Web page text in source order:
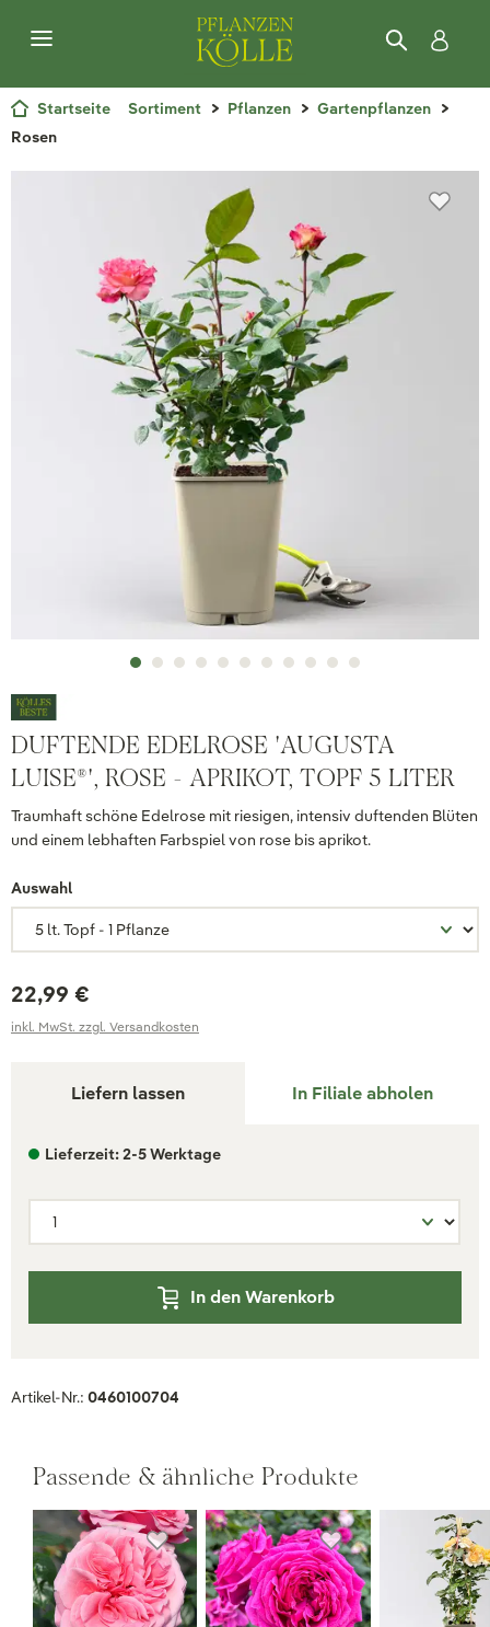
Startseite Sortiment Pflanzen
Gartenpflanzen
Rosen
DUFTENDE EDELROSE 'AUGUSTA
LUISE®', ROSE - APRIKOT, TOPF 5 LITER
Traumhaft schöne Edelrose mit riesigen, intensiv duftenden Blüten
und einem lebhaften Farbspiel von rose bis aprikot.
Auswahl
22,99 €
inkl. MwSt. zzgl. Versandkosten
Liefern lassen In Filiale abholen
Lieferzeit: 2-5 Werktage
In den Warenkorb
Artikel-Nr.: 0460100704
Passende & ähnliche Produkte